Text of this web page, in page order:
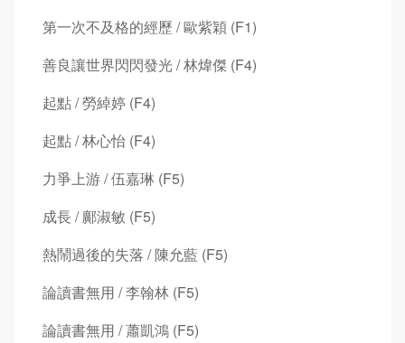
第一次不及格的經歷 / 歐紫穎 (F1)
善良讓世界閃閃發光 / 林煒傑 (F4)
起點 / 勞綽婷 (F4)
起點 / 林心怡 (F4)
力爭上游 / 伍嘉琳 (F5)
成長 / 鄺淑敏 (F5)
熱鬧過後的失落 / 陳允藍 (F5)
論讀書無用 / 李翰林 (F5)
論讀書無用 / 蕭凱鴻 (F5)